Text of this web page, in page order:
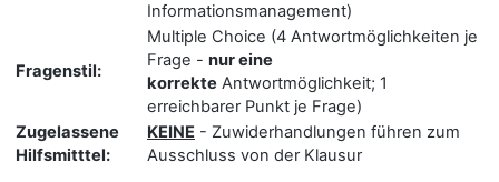
Informationsmanagement)
Fragenstil:
Multiple Choice (4 Antwortmöglichkeiten je
Frage - nur eine
korrekte Antwortmöglichkeit; 1
erreichbarer Punkt je Frage)
Zugelassene
Hilfsmitttel:
KEINE - Zuwiderhandlungen führen zum
Ausschluss von der Klausur